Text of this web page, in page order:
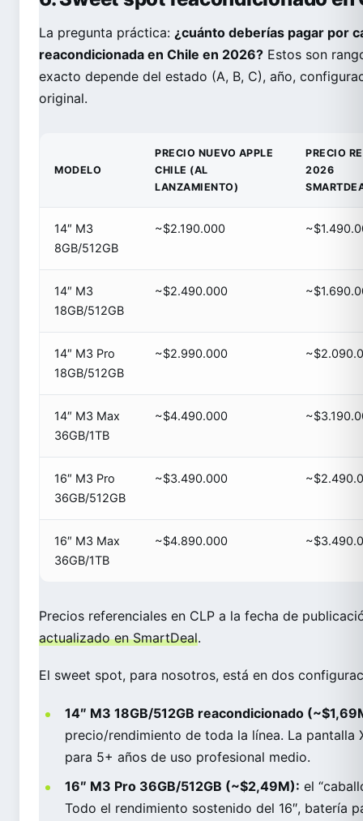
La pregunta práctica: ¿cuánto deberías pagar por
reacondicionada en Chile en 2026? Estos son
exacto depende del estado (A, B, C), año,
original.
MODELO
PRECIO NUEVO APPLE
CHILE (AL
LANZAMIENTO)
PRECIO
2026
14″ M3
8GB/512GB
~$2.190.000
14″ M3
18GB/512GB
~$2.490.000
14″ M3 Pro
18GB/512GB
~$2.990.000
14″ M3 Max
36GB/1TB
~$4.490.000
16″ M3 Pro
36GB/512GB
~$3.490.000
16″ M3 Max
36GB/1TB
~$4.890.000
Precios referenciales en CLP a la fecha de
actualizado en SmartDeal.
El sweet spot, para nosotros, está en dos
14″ M3 18GB/512GB reacondicionado
precio/rendimiento de toda la línea. La pantalla
para 5+ años de uso profesional medio.
16″ M3 Pro 36GB/512GB (~$2,49M): el
Todo el rendimiento sostenido del 16″, batería